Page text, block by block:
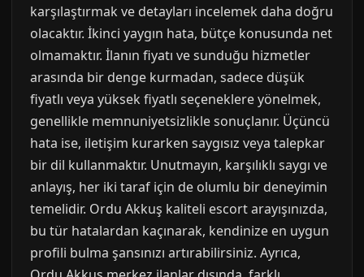
karşılaştırmak ve detayları incelemek daha doğru
olacaktır. İkinci yaygın hata, bütçe konusunda net
olmamaktır. İlanın fiyatı ve sunduğu hizmetler
arasında bir denge kurmadan, sadece düşük
fiyatlı veya yüksek fiyatlı seçeneklere yönelmek,
genellikle memnuniyetsizlikle sonuçlanır. Üçüncü
hata ise, iletişim kurarken saygısız veya talepkar
bir dil kullanmaktır. Unutmayın, karşılıklı saygı ve
anlayış, her iki taraf için de olumlu bir deneyimin
temelidir. Ordu Akkuş kaliteli escort arayışınızda,
bu tür hatalardan kaçınarak, kendinize en uygun
profili bulma şansınızı artırabilirsiniz. Ayrıca,